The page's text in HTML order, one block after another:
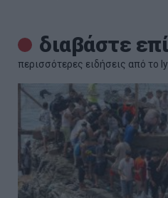
διαβάστε
περισσότερες ειδήσεις από το